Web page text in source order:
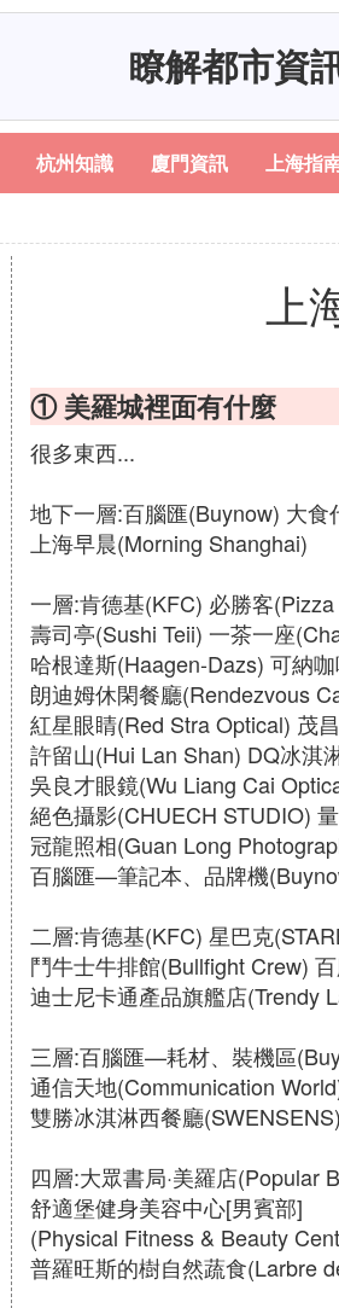
瞭解都市資
杭州知識 廈門資訊 上海指
上
① 美羅城裡面有什麼
很多東西...
地下一層:百腦匯(Buynow) 大
上海早晨(Morning Shanghai)
一層:肯德基(KFC) 必勝客
壽司亭(Sushi Teii) 一茶一座
哈根達斯(Haagen-Dazs) 可納
朗迪姆休閑餐廳(Rendezvous
紅星眼睛(Red Stra Optical) 茂
許留山(Hui Lan Shan) DQ冰淇
吳良才眼鏡(Wu Liang Cai
絕色攝影(CHUECH STUDIO)
冠龍照相(Guan Long
百腦匯—筆記本、品牌機
二層:肯德基(KFC) 星巴克
鬥牛士牛排館(Bullfight Crew)
迪士尼卡通產品旗艦店(Trendy
三層:百腦匯—耗材、裝機區
通信天地(Communication
雙勝冰淇淋西餐廳
四層:大眾書局·美羅店(Popular
舒適堡健身美容中心[男賓部]
(Physical Fitness & Beauty
普羅旺斯的樹自然蔬食(Larbre